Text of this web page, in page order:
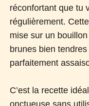
réconfortant que tu
régulièrement.
mise sur un
brunes bien
parfaitement
C’est la recette